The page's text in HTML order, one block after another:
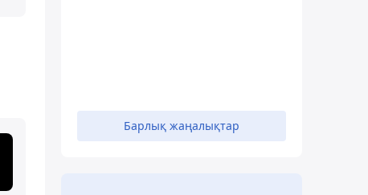
Барлық жаңалықтар